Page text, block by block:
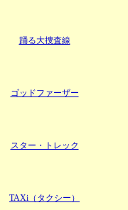
踊る大捜査線
ゴッドファーザー
スター・トレック
TAXi（タクシー）